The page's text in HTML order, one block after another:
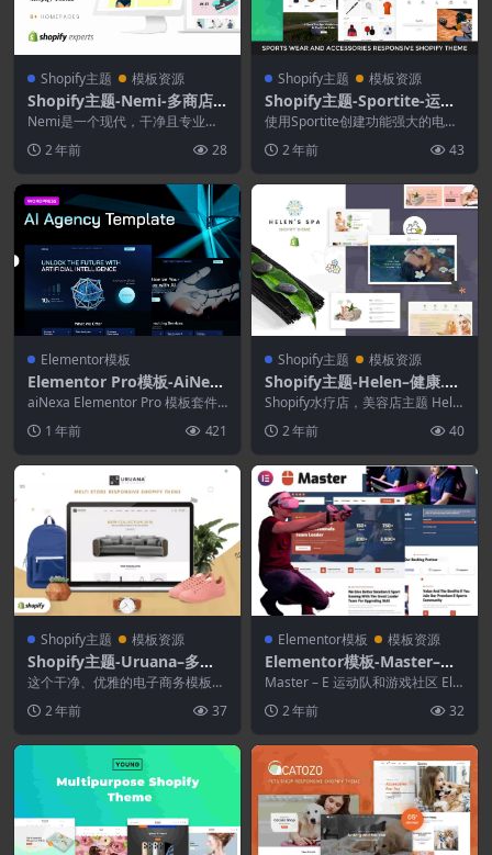
Shopify主题 模板资源
Shopify主题-Nemi-多商店
响应式Shopify主题
Nemi是一个现代，干净且专业的S
力，在所有...
2 年前 28
Shopify主题 模板资源
Shopify主题-Sportite-运动
服及配件Shopify主题
使用Sportite创建功能强大的电子
为体育用品商...
2 年前 43
Elementor模板
Elementor Pro模板-AiNexa
–AI Agency Elementor Pro
模板套件
aiNexa Elementor Pro 模板套件
司...1 年前 421
Shopify主题 模板资源
Shopify主题-Helen–健康.美
容化妆品商店Shopify主题
Shopify水疗店，美容店主题 Hele
2 年前 40
Shopify主题 模板资源
Shopify主题-Uruana–多商
店响应式Shopify主题
这个干净、优雅的电子商务模板专
它非常适合时尚商店、...
2 年前 37
Elementor模板 模板资源
Elementor模板-Master–电
子竞技团队和游戏社区Eleme
ntor模板套件
Master – E 运动队和游戏社区 Ele
2 年前 32